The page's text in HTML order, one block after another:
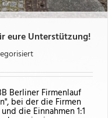
eure Unterstützung!
Berliner Firmenlauf
bei der die Firmen
die Einnahmen 1:1